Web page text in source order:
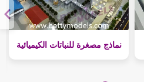
نماذج مصغرة للنباتات الكيميائية